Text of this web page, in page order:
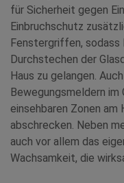
für Sicherheit gegen
Einbruchschutz
Fenstergriffen, sodass
Durchstechen der
Haus zu gelangen.
Bewegungsmeldern
einsehbaren Zonen am
abschrecken. Neben
auch vor allem das
Wachsamkeit, die